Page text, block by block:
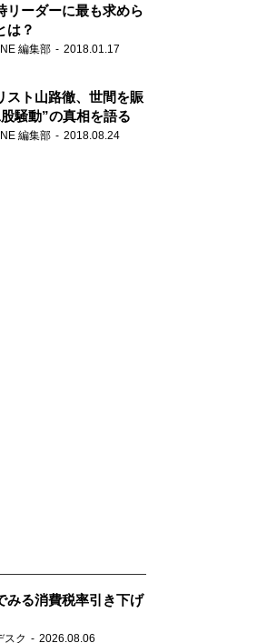
ーダーに最も求めら
は？
編集部 2018.01.17
スト山路徹、世間を賑
騒動”の真相を語る
編集部 2018.08.24
みる消費税率引き下げ
スク 2026.08.06